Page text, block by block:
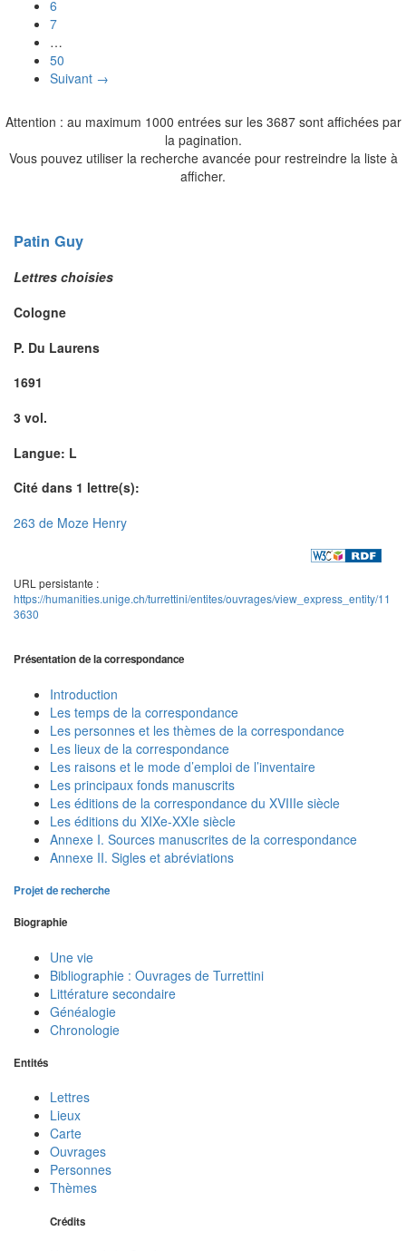
6
7
…
50
Suivant →
Attention : au maximum 1000 entrées sur les 3687 sont affichées par
la pagination.
Vous pouvez utiliser la recherche avancée pour restreindre la liste à
afficher.
Patin Guy
Lettres choisies
Cologne
P. Du Laurens
1691
3 vol.
Langue: L
Cité dans 1 lettre(s):
263 de Moze Henry
URL persistante :
https://humanities.unige.ch/turrettini/entites/ouvrages/view_express_entity/11
3630
Présentation de la correspondance
Introduction
Les temps de la correspondance
Les personnes et les thèmes de la correspondance
Les lieux de la correspondance
Les raisons et le mode d’emploi de l’inventaire
Les principaux fonds manuscrits
Les éditions de la correspondance du XVIIIe siècle
Les éditions du XIXe-XXIe siècle
Annexe I. Sources manuscrites de la correspondance
Annexe II. Sigles et abréviations
Projet de recherche
Biographie
Une vie
Bibliographie : Ouvrages de Turrettini
Littérature secondaire
Généalogie
Chronologie
Entités
Lettres
Lieux
Carte
Ouvrages
Personnes
Thèmes
Crédits